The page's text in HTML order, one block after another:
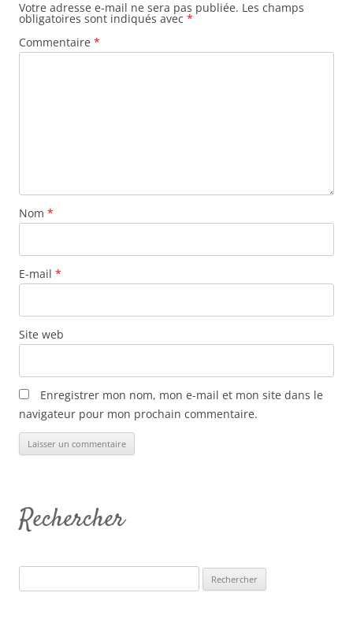
articles
Votre adresse e-mail ne sera pas publiée. Les champs
obligatoires sont indiqués avec *
Commentaire *
Nom *
E-mail *
Site web
Enregistrer mon nom, mon e-mail et mon site dans le
navigateur pour mon prochain commentaire.
Rechercher